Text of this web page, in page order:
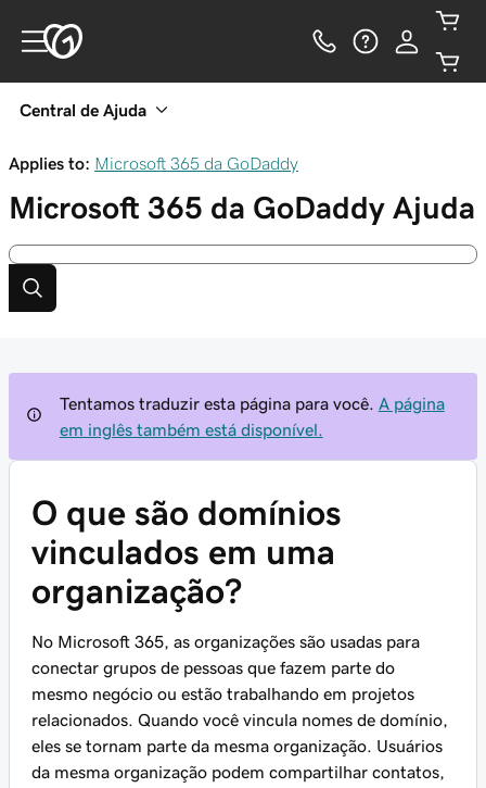
Central de Ajuda
Applies to: Microsoft 365 da GoDaddy
Microsoft 365 da GoDaddy Ajuda
Tentamos traduzir esta página para você.
A página
em inglês também está disponível.
O que são domínios
vinculados em uma
organização?
No Microsoft 365, as organizações são usadas para
conectar grupos de pessoas que fazem parte do
mesmo negócio ou estão trabalhando em projetos
relacionados. Quando você vincula nomes de domínio,
eles se tornam parte da mesma organização. Usuários
da mesma organização podem compartilhar contatos,